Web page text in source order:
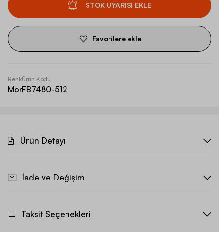
STOK UYARISI EKLE
Favorilere ekle
Renk
Mor
Ürün Kodu
FB7480-512
Ürün Detayı
İade ve Değişim
Taksit Seçenekleri